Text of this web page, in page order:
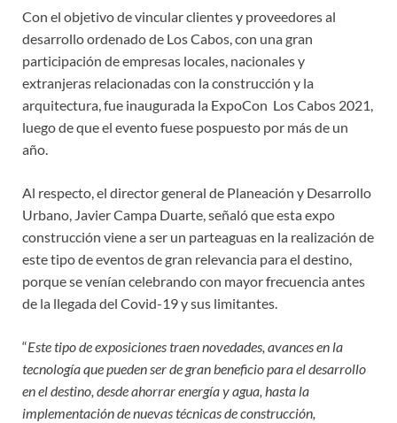
Con el objetivo de vincular clientes y proveedores al
desarrollo ordenado de Los Cabos, con una gran
participación de empresas locales, nacionales y
extranjeras relacionadas con la construcción y la
arquitectura, fue inaugurada la ExpoCon Los Cabos 2021,
luego de que el evento fuese pospuesto por más de un
año.
Al respecto, el director general de Planeación y Desarrollo
Urbano, Javier Campa Duarte, señaló que esta expo
construcción viene a ser un parteaguas en la realización de
este tipo de eventos de gran relevancia para el destino,
porque se venían celebrando con mayor frecuencia antes
de la llegada del Covid-19 y sus limitantes.
“Este tipo de exposiciones traen novedades, avances en la
tecnología que pueden ser de gran beneficio para el desarrollo
en el destino, desde ahorrar energía y agua, hasta la
implementación de nuevas técnicas de construcción,